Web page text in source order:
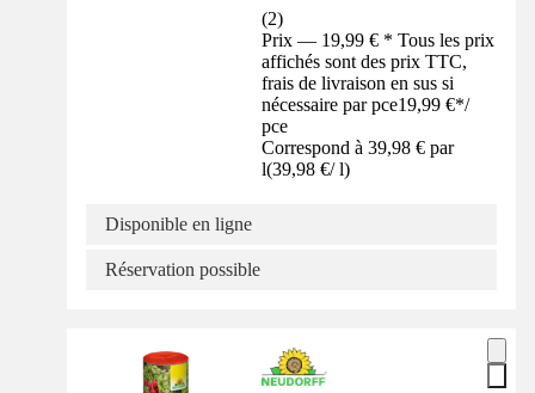
(2)
Prix — 19,99 € * Tous les prix
affichés sont des prix TTC,
frais de livraison en sus si
nécessaire par pce19,99 €*/
pce
Correspond à 39,98 € par
l(39,98 €/ l)
Disponible en ligne
Réservation possible